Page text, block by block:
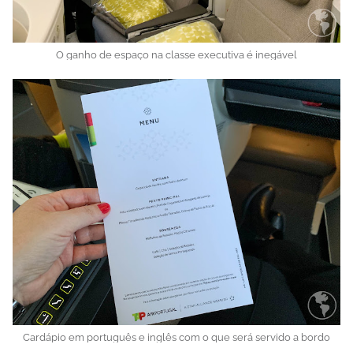
O ganho de espaço na classe executiva é inegável
Cardápio em português e inglês com o que será servido a bordo